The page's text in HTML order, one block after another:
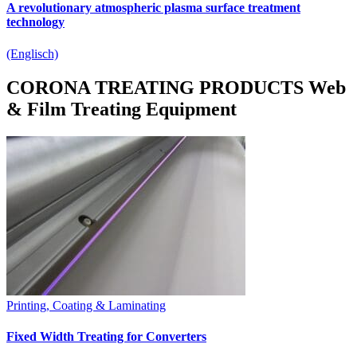
A revolutionary atmospheric plasma surface treatment
technology
(Englisch)
CORONA TREATING PRODUCTS Web
& Film Treating Equipment
Printing, Coating & Laminating
Fixed Width Treating for Converters